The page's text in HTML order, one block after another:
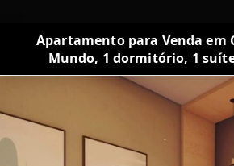
Apartamento para Venda em
Mundo, 1 dormitório, 1